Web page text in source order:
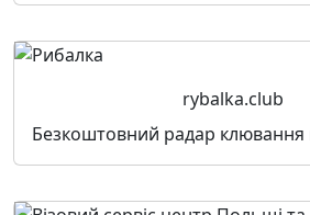
rybalka.club
Безкоштовний радар клювання